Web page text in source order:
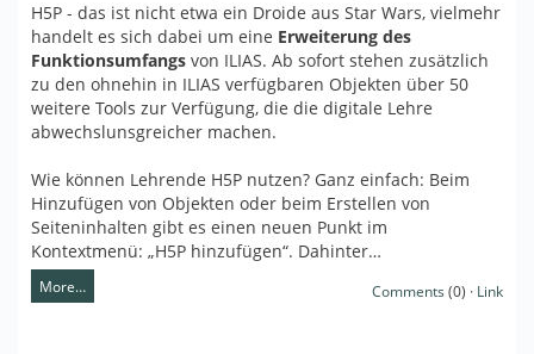
H5P - das ist nicht etwa ein Droide aus Star Wars, vielmehr
handelt es sich dabei um eine Erweiterung des
Funktionsumfangs von ILIAS. Ab sofort stehen zusätzlich
zu den ohnehin in ILIAS verfügbaren Objekten über 50
weitere Tools zur Verfügung, die die digitale Lehre
abwechslunsgreicher machen.
Wie können Lehrende H5P nutzen? Ganz einfach: Beim
Hinzufügen von Objekten oder beim Erstellen von
Seiteninhalten gibt es einen neuen Punkt im
Kontextmenü: „H5P hinzufügen“. Dahinter…
More… Comments (0) · Link